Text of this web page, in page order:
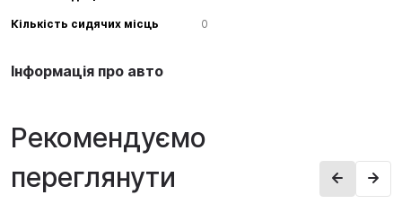
Інформація про авто
Кількість сидячих місць 0
Рекомендуємо
переглянути